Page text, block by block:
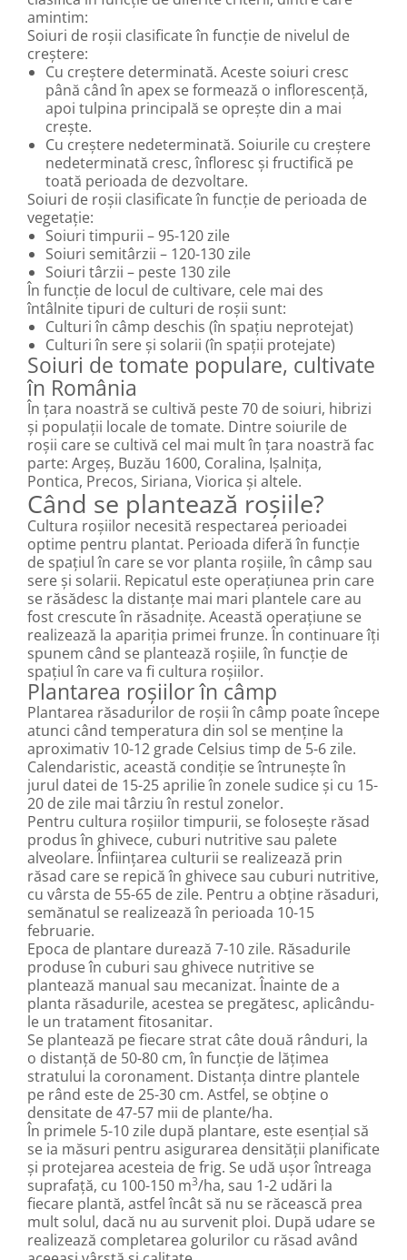
amintim:
Soiuri de roșii clasificate în funcție de nivelul de
creștere:
Cu creștere determinată. Aceste soiuri cresc
până când în apex se formează o inflorescență,
apoi tulpina principală se oprește din a mai
crește.
Cu creștere nedeterminată. Soiurile cu creștere
nedeterminată cresc, înfloresc și fructifică pe
toată perioada de dezvoltare.
Soiuri de roșii clasificate în funcție de perioada de
vegetație:
Soiuri timpurii – 95-120 zile
Soiuri semitârzii – 120-130 zile
Soiuri târzii – peste 130 zile
În funcție de locul de cultivare, cele mai des
întâlnite tipuri de culturi de roșii sunt:
Culturi în câmp deschis (în spațiu neprotejat)
Culturi în sere și solarii (în spații protejate)
Soiuri de tomate populare, cultivate
în România
În țara noastră se cultivă peste 70 de soiuri, hibrizi
și populații locale de tomate. Dintre soiurile de
roșii care se cultivă cel mai mult în țara noastră fac
parte: Argeș, Buzău 1600, Coralina, Ișalnița,
Pontica, Precos, Siriana, Viorica și altele.
Când se plantează roșiile?
Cultura roșiilor necesită respectarea perioadei
optime pentru plantat. Perioada diferă în funcție
de spațiul în care se vor planta roșiile, în câmp sau
sere și solarii. Repicatul este operațiunea prin care
se răsădesc la distanțe mai mari plantele care au
fost crescute în răsadnițe. Această operațiune se
realizează la apariția primei frunze. În continuare îți
spunem când se plantează roșiile, în funcție de
spațiul în care va fi cultura roșiilor.
Plantarea roșiilor în câmp
Plantarea răsadurilor de roșii în câmp poate începe
atunci când temperatura din sol se menține la
aproximativ 10-12 grade Celsius timp de 5-6 zile.
Calendaristic, această condiție se întrunește în
jurul datei de 15-25 aprilie în zonele sudice și cu 15-
20 de zile mai târziu în restul zonelor.
Pentru cultura roșiilor timpurii, se folosește răsad
produs în ghivece, cuburi nutritive sau palete
alveolare. Înființarea culturii se realizează prin
răsad care se repică în ghivece sau cuburi nutritive,
cu vârsta de 55-65 de zile. Pentru a obține răsaduri,
semănatul se realizează în perioada 10-15
februarie.
Epoca de plantare durează 7-10 zile. Răsadurile
produse în cuburi sau ghivece nutritive se
plantează manual sau mecanizat. Înainte de a
planta răsadurile, acestea se pregătesc, aplicându-
le un tratament fitosanitar.
Se plantează pe fiecare strat câte două rânduri, la
o distanță de 50-80 cm, în funcție de lățimea
stratului la coronament. Distanța dintre plantele
pe rând este de 25-30 cm. Astfel, se obține o
densitate de 47-57 mii de plante/ha.
În primele 5-10 zile după plantare, este esențial să
se ia măsuri pentru asigurarea densității planificate
și protejarea acesteia de frig. Se udă ușor întreaga
suprafață, cu 100-150 m3/ha, sau 1-2 udări la
fiecare plantă, astfel încât să nu se răcească prea
mult solul, dacă nu au survenit ploi. După udare se
realizează completarea golurilor cu răsad având